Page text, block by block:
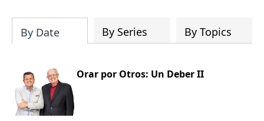
By Date By Series By Topics
Orar por Otros: Un Deber II